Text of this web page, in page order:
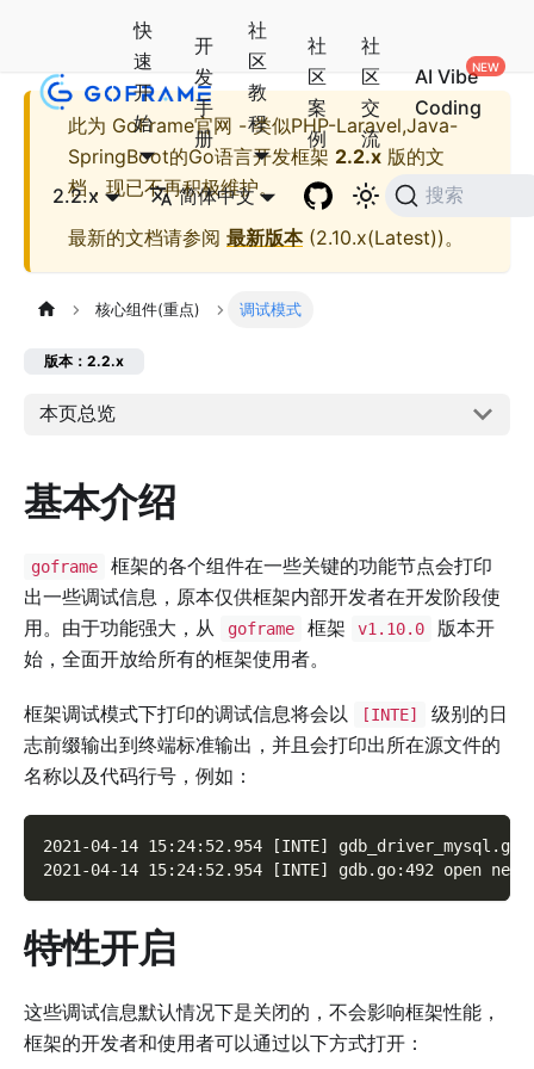
快
速
开
始
开
发
手
册
社
区
教
程
社
区
案
例
社
区
交
流
AI Vibe
Coding
2.2.x 简体中文 搜索
此为 GoFrame官网 - 类似PHP-Laravel,Java-
SpringBoot的Go语言开发框架 2.2.x 版的文
档，现已不再积极维护。
最新的文档请参阅 最新版本(2.10.x(Latest))。
核心组件(重点) 调试模式
版本：2.2.x
本页总览
基本介绍
goframe
框架的各个组件在一些关键的功能节点会打印
出一些调试信息，原本仅供框架内部开发者在开发阶段使
用。由于功能强大，从
goframe 框架 v1.10.0
版本开
始，全面开放给所有的框架使用者。
框架调试模式下打印的调试信息将会以 [INTE]
级别的日
志前缀输出到终端标准输出，并且会打印出所在源文件的
名称以及代码行号，例如：
2021-04-14 15:24:52.954 [INTE]
2021-04-14 15:24:52.954 [INTE] gdb.go:492 open
特性开启
这些调试信息默认情况下是关闭的，不会影响框架性能，
框架的开发者和使用者可以通过以下方式打开：